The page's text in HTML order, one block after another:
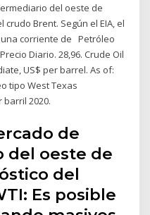
del oeste de
Brent. Según el EIA, el
una corriente de Petróleo
Diario. 28,96. Crude Oil
US$ per barrel. As of:
tipo West Texas
barril 2020.
de
del oeste de
del
Es posible